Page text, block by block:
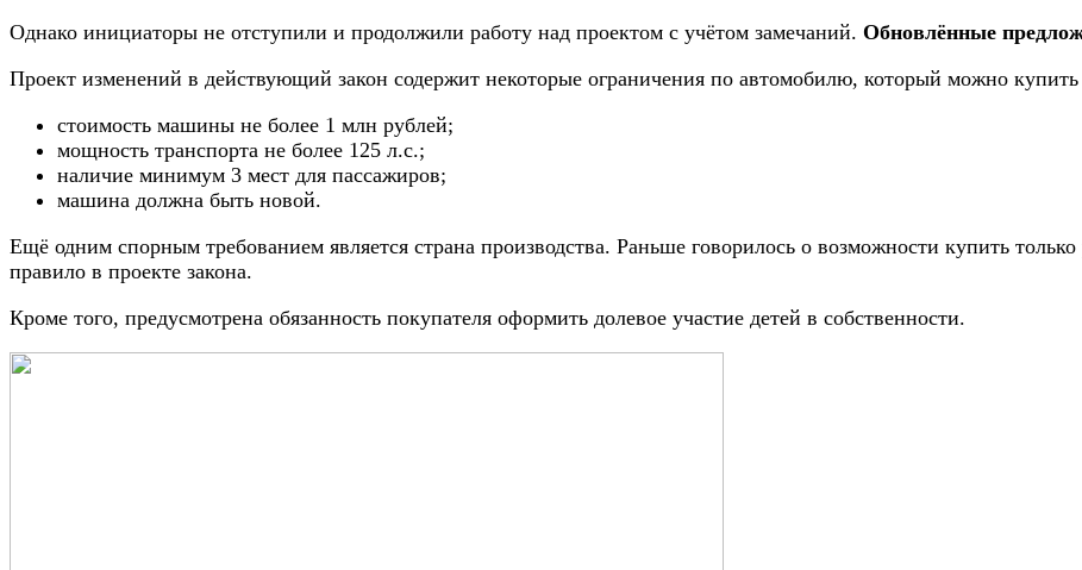
Однако инициаторы не отступили и продолжили работу над проектом с учётом замечаний. Обновлённые
Проект изменений в действующий закон содержит некоторые ограничения по автомобилю, который можно купить
стоимость машины не более 1 млн рублей;
мощность транспорта не более 125 л.с.;
наличие минимум 3 мест для пассажиров;
машина должна быть новой.
Ещё одним спорным требованием является страна производства. Раньше говорилось о возможности купить
правило в проекте закона.
Кроме того, предусмотрена обязанность покупателя оформить долевое участие детей в собственности.